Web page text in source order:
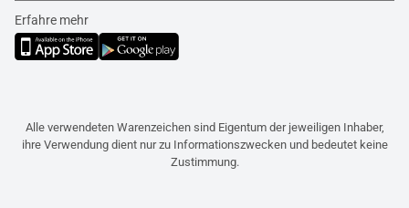
Erfahre mehr
Alle verwendeten Warenzeichen sind Eigentum der jeweiligen Inhaber,
ihre Verwendung dient nur zu Informationszwecken und bedeutet keine
Zustimmung.